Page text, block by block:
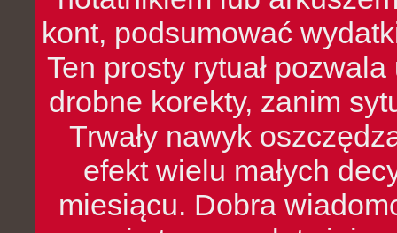
kont, podsumować
Ten prosty rytuał
drobne korekty, zanim
Trwały nawyk
efekt wielu małych
miesiącu. Dobra